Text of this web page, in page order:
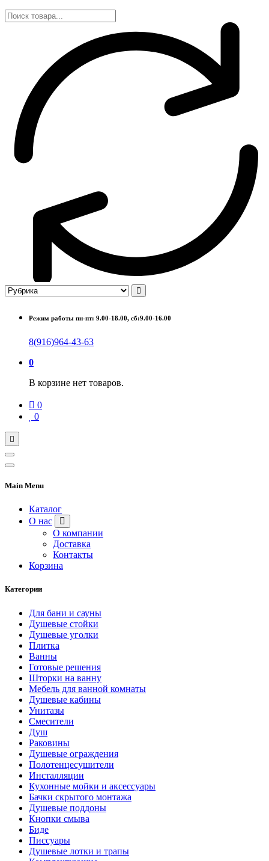
Режим работы пн-пт: 9.00-18.00, сб:9.00-16.00
8(916)964-43-63
0
В корзине нет товаров.
0
0
Main Menu
Каталог
О нас
О компании
Доставка
Контакты
Корзина
Категории
Для бани и сауны
Душевые стойки
Душевые уголки
Плитка
Ванны
Готовые решения
Шторки на ванну
Мебель для ванной комнаты
Душевые кабины
Унитазы
Смесители
Душ
Раковины
Душевые ограждения
Полотенцесушители
Инсталляции
Кухонные мойки и аксессуары
Бачки скрытого монтажа
Душевые поддоны
Кнопки смыва
Биде
Писсуары
Душевые лотки и трапы